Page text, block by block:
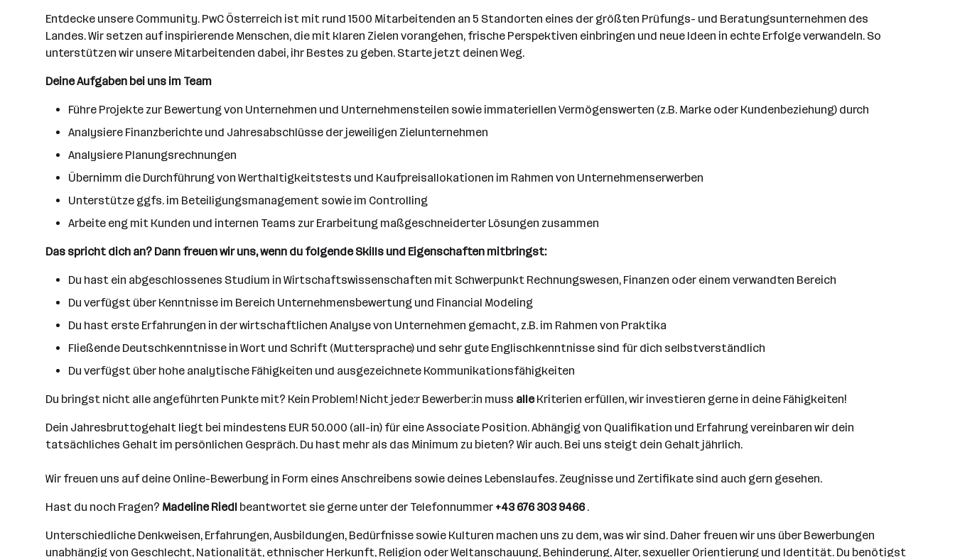
Entdecke unsere Community. PwC Österreich ist mit rund 1500 Mitarbeitenden an 5 Standorten eines der größten Prüfungs- und Beratungsunternehmen des
Landes. Wir setzen auf inspirierende Menschen, die mit klaren Zielen vorangehen, frische Perspektiven einbringen und neue Ideen in echte Erfolge verwandeln. So
unterstützen wir unsere Mitarbeitenden dabei, ihr Bestes zu geben. Starte jetzt deinen Weg.
Deine Aufgaben bei uns im Team
Führe Projekte zur Bewertung von Unternehmen und Unternehmensteilen sowie immateriellen Vermögenswerten (z.B. Marke oder Kundenbeziehung) durch
Analysiere Finanzberichte und Jahresabschlüsse der jeweiligen Zielunternehmen
Analysiere Planungsrechnungen
Übernimm die Durchführung von Werthaltigkeitstests und Kaufpreisallokationen im Rahmen von Unternehmenserwerben
Unterstütze ggfs. im Beteiligungsmanagement sowie im Controlling
Arbeite eng mit Kunden und internen Teams zur Erarbeitung maßgeschneiderter Lösungen zusammen
Das spricht dich an? Dann freuen wir uns, wenn du folgende Skills und Eigenschaften mitbringst:
Du hast ein abgeschlossenes Studium in Wirtschaftswissenschaften mit Schwerpunkt Rechnungswesen, Finanzen oder einem verwandten Bereich
Du verfügst über Kenntnisse im Bereich Unternehmensbewertung und Financial Modeling
Du hast erste Erfahrungen in der wirtschaftlichen Analyse von Unternehmen gemacht, z.B. im Rahmen von Praktika
Fließende Deutschkenntnisse in Wort und Schrift (Muttersprache) und sehr gute Englischkenntnisse sind für dich selbstverständlich
Du verfügst über hohe analytische Fähigkeiten und ausgezeichnete Kommunikationsfähigkeiten
Du bringst nicht alle angeführten Punkte mit? Kein Problem! Nicht jede:r Bewerber:in muss alleKriterien erfüllen, wir investieren gerne in deine Fähigkeiten!
Dein Jahresbruttogehalt liegt bei mindestens EUR 50.000 (all-in) für eine Associate Position. Abhängig von Qualifikation und Erfahrung vereinbaren wir dein
tatsächliches Gehalt im persönlichen Gespräch. Du hast mehr als das Minimum zu bieten? Wir auch. Bei uns steigt dein Gehalt jährlich.
Wir freuen uns auf deine Online-Bewerbung in Form eines Anschreibens sowie deines Lebenslaufes. Zeugnisse und Zertifikate sind auch gern gesehen.
Hast du noch Fragen? Madeline Riedl beantwortet sie gerne unter der Telefonnummer +43 676 303 9466.
Unterschiedliche Denkweisen, Erfahrungen, Ausbildungen, Bedürfnisse sowie Kulturen machen uns zu dem, was wir sind. Daher freuen wir uns über Bewerbungen
unabhängig von Geschlecht, Nationalität, ethnischer Herkunft, Religion oder Weltanschauung, Behinderung, Alter, sexueller Orientierung und Identität. Du benötigst